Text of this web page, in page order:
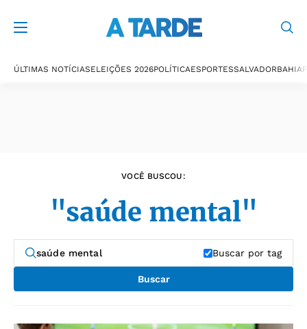
ÚLTIMAS NOTÍCIASELEIÇÕES 2026POLÍTICAESPORTESSALVADORBAHIA
VOCÊ BUSCOU:
"saúde mental"
Buscar por tag
Buscar